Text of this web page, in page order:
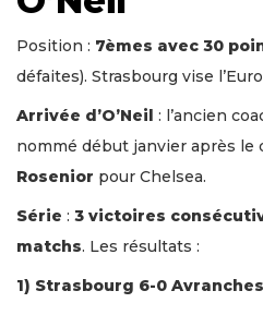
Position : 7èmes avec 30
défaites). Strasbourg vise
Arrivée d’O’Neil : l’ancien
nommé début janvier après le
Rosenior pour Chelsea.
Série : 3 victoires
matchs. Les résultats :
1) Strasbourg 6-0 Avranches